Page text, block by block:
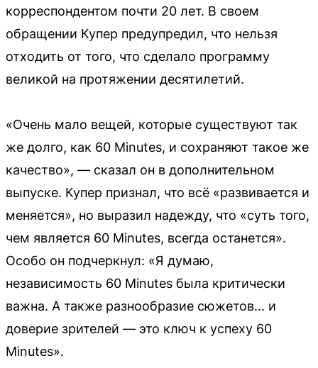
корреспондентом почти 20 лет. В своем
обращении Купер предупредил, что нельзя
отходить от того, что сделало программу
великой на протяжении десятилетий.
«Очень мало вещей, которые существуют так
же долго, как 60 Minutes, и сохраняют такое же
качество», — сказал он в дополнительном
выпуске. Купер признал, что всё «развивается и
меняется», но выразил надежду, что «суть того,
чем является 60 Minutes, всегда останется».
Особо он подчеркнул: «Я думаю,
независимость 60 Minutes была критически
важна. А также разнообразие сюжетов... и
доверие зрителей — это ключ к успеху 60
Minutes».